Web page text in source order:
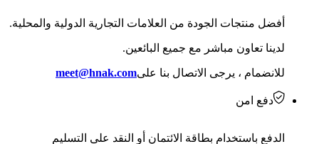
أفضل منتجات الجودة من العلامات التجارية الدولية والمحلية.
لدينا تعاون مباشر مع جميع البائعين.
للانضمام ، يرجى الاتصال بنا علىmeet@hnak.com
دفع امن
الدفع باستخدام بطاقة الائتمان أو النقد على التسليم